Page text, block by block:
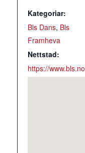
Kategoriar:
Bls Dans, Bls
Framheva
Nettstad:
https://www.bls.no